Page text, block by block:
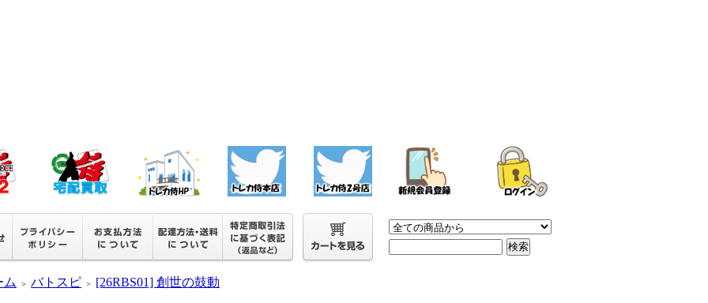
ム ＞ バトスピ ＞ [26RBS01] 創世の鼓動